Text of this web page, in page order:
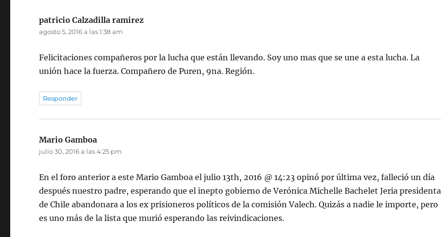
patricio Calzadilla ramirez
agosto 5, 2016 a las 1:38 am
Felicitaciones compañeros por la lucha que están llevando. Soy uno mas que se une a esta lucha. La
unión hace la fuerza. Compañero de Puren, 9na. Región.
Responder
Mario Gamboa
julio 30, 2016 a las 4:25 pm
En el foro anterior a este Mario Gamboa el julio 13th, 2016 @ 14:23 opinó por última vez, falleció un día
después nuestro padre, esperando que el inepto gobierno de Verónica Michelle Bachelet Jeria presidenta
de Chile abandonara a los ex prisioneros políticos de la comisión Valech. Quizás a nadie le importe, pero
es uno más de la lista que murió esperando las reivindicaciones.